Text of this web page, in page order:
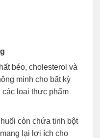
béo, cholesterol và
minh cho bất kỳ
loại thực phẩm
còn chứa tinh bột
lại lợi ích cho